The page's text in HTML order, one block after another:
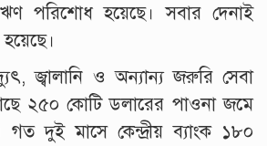
পরিশোধ হয়েছে। সবার দেনাই
জ্বালানি ও অন্যান্য জরুরি সেবা
২৫০ কোটি ডলারের পাওনা জমে
গত দুই মাসে কেন্দ্রীয় ব্যাংক ১৮০